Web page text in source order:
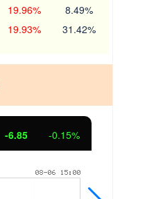
19.96% 8.49%
19.93% 31.42%
-6.85 -0.15%